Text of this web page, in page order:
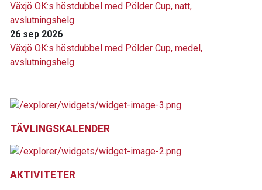
Växjö OK:s höstdubbel med Pölder Cup, natt,
avslutningshelg
26 sep 2026
Växjö OK:s höstdubbel med Pölder Cup, medel,
avslutningshelg
TÄVLINGSKALENDER
AKTIVITETER